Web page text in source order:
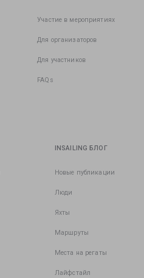
Участие в мероприятиях
Для организаторов
Для участников
FAQs
INSAILING БЛОГ
Новые публикации
Люди
Яхты
Маршруты
Места на регаты
Лайфстайл